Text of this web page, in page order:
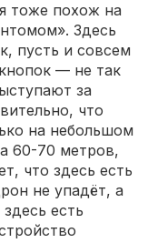
тоже похож на
Здесь
пусть и совсем
— не так
за
что
на небольшом
60-70 метров,
что здесь есть
не упадёт, а
есть